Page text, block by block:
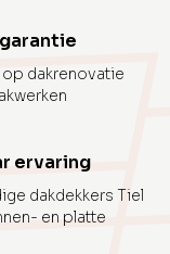
op dakrenovatie
ervaring
dakdekkers Tiel
en platte